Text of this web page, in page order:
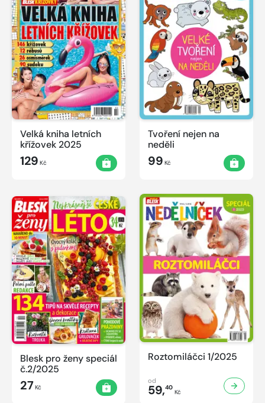
Velká kniha letních
křížovek 2025
129 Kč
Tvoření nejen na
neděli
99 Kč
Blesk pro ženy speciál
č.2/2025
27 Kč
Roztomiláčci 1/2025
od
59,40
Kč